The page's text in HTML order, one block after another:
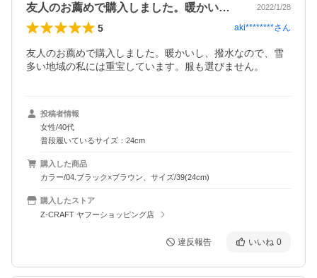
友人のお薦めで購入しました。暖かいし、… 2022/1/28
5 aki********さん
友人のお薦めで購入しました。暖かいし、撥水なので、雪
多い地域の私には重宝しています。服も選びません。
投稿者情報
女性/40代
普段履いているサイズ：24cm
購入した商品
カラー/04.ブラック×ブラウン、サイズ/39(24cm)
購入したストア
Z-CRAFT ヤフーショッピング店
違反報告 いいね 0